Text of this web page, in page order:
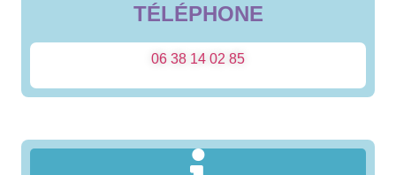
TÉLÉPHONE
06 38 14 02 85